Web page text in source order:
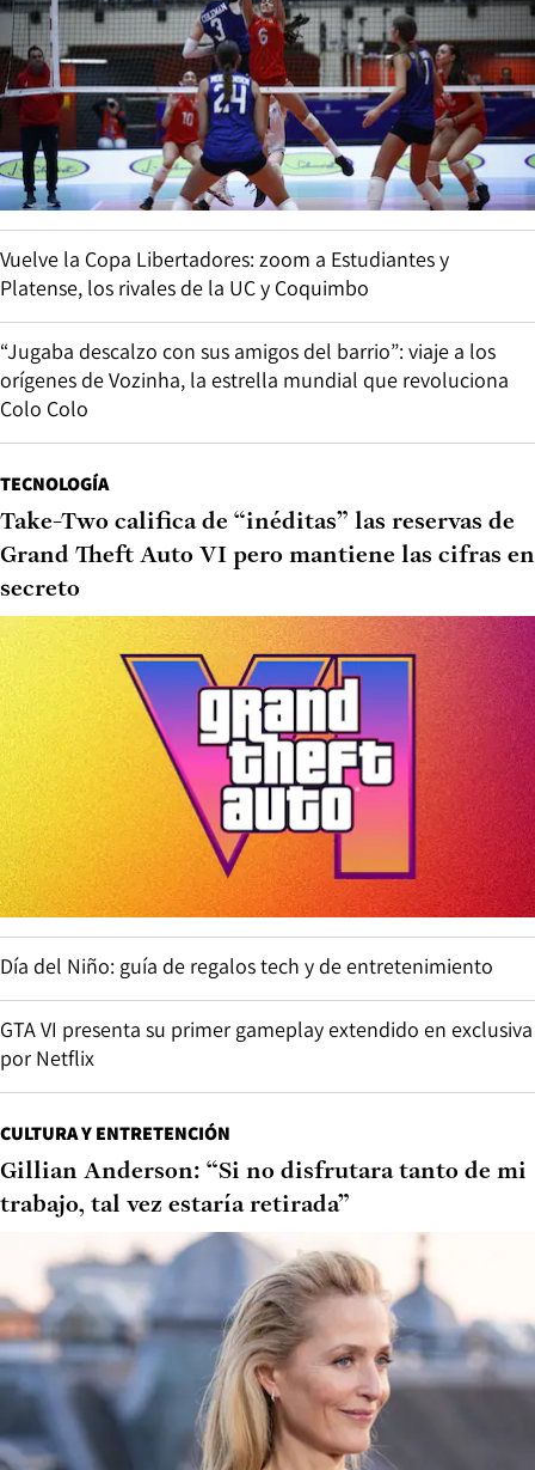
Vuelve la Copa Libertadores: zoom a Estudiantes y
Platense, los rivales de la UC y Coquimbo
“Jugaba descalzo con sus amigos del barrio”: viaje a los
orígenes de Vozinha, la estrella mundial que revoluciona
Colo Colo
TECNOLOGÍA
Take-Two califica de “inéditas” las reservas de
Grand Theft Auto VI pero mantiene las cifras en
secreto
Día del Niño: guía de regalos tech y de entretenimiento
GTA VI presenta su primer gameplay extendido en exclusiva
por Netflix
CULTURA Y ENTRETENCIÓN
Gillian Anderson: “Si no disfrutara tanto de mi
trabajo, tal vez estaría retirada”